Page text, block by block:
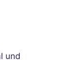
und